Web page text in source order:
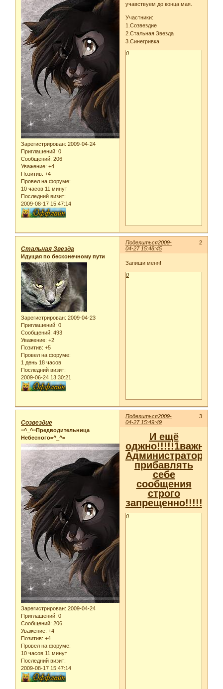
Зарегистрирован: 2009-04-24
Приглашений: 0
Сообщений: 206
Уважение: +4
Позитив: +4
Провел на форуме:
10 часов 11 минут
Последний визит:
2009-08-17 15:47:14
учавствуем до конца мая.
Участники:
1.Созвездие
2.Стальная Звезда
3.Синегривка
0
Поделиться 2
2009-
04-27 15:48:45
Стальная Звезда
Идущая по бесконечному пути
Зарегистрирован: 2009-04-23
Приглашений: 0
Сообщений: 493
Уважение: +2
Позитив: +5
Провел на форуме:
1 день 18 часов
Последний визит:
2009-06-24 13:30:21
Запиши меня!
0
Поделиться 3
2009-
04-27 15:49:49
Созвездие
=^_^=Предводительница
Небесного=^_^=
Зарегистрирован: 2009-04-24
Приглашений: 0
Сообщений: 206
Уважение: +4
Позитив: +4
Провел на форуме:
10 часов 11 минут
Последний визит:
2009-08-17 15:47:14
И ещё
Администраторам
прибавлять
себе
сообщения
строго
0